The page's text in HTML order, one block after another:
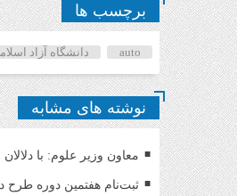
برچسب ها
auto دانشگاه آزاد
نوشته های مشابه
معاون وزیر علوم: با
ثبت‌نام هفتمین دوره طرح دستیاری